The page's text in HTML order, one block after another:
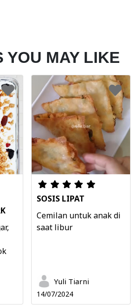
YOU MAY LIKE
SOSIS LIPAT
Cemilan untuk anak di
saat libur
Yuli Tiarni
14/07/2024